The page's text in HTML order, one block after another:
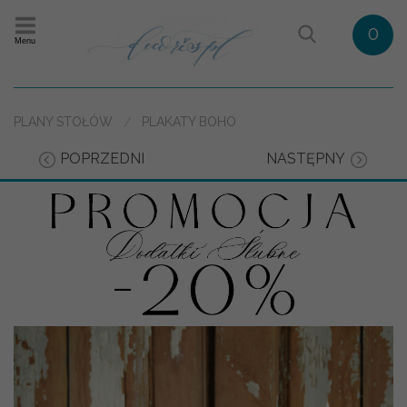
Menu 0
PLANY STOŁÓW PLAKATY BOHO
POPRZEDNI NASTĘPNY